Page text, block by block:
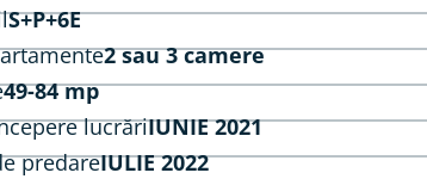
S+P+6E
2 sau 3 camere
49-84 mp
lucrăriIUNIE 2021
predareIULIE 2022